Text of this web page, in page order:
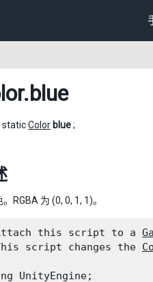
.blue
staticColor blue;
RGBA 为 (0, 0, 1, 1)。
this script to a
script changes the
UnityEngine;